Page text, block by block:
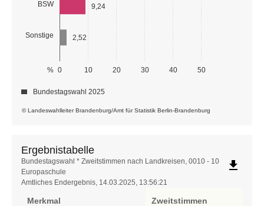
BSW
Sonstige
0 10 20 30 40 50
%
9,24
2,52
© Landeswahlleiter Brandenburg/Amt für Statistik Berlin-Brandenburg
Bundestagswahl 2025
Ergebnistabelle
Ergebnistabelle
Bundestagswahl * Zweitstimmen nach Landkreisen, 0010 - 10
Europaschule
Amtliches Endergebnis, 14.03.2025, 13:56:21
file_download
Merkmal Zweitstimmen